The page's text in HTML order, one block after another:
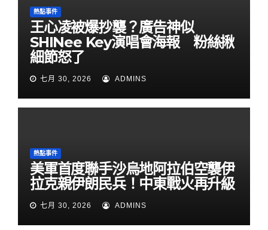
熱點事件
王心凌被爆抄襲？廣告神似
SHINee Key演唱會海報 粉絲揪
細節怒了
七月 30, 2026 ADMINS
熱點事件
美軍首度聯手沙烏地阿拉伯空襲伊
拉克親伊朗民兵！中東戰火再升級
七月 30, 2026 ADMINS